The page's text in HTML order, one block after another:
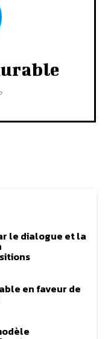
le dialogue et la
en faveur de